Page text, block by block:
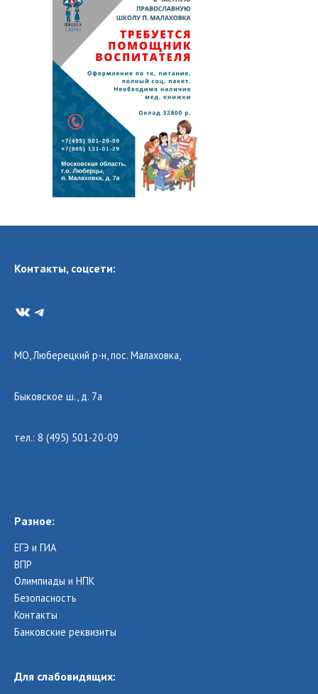
Контакты, соцсети:
VKTelegram
МО, Люберецкий р-н, пос. Малаховка,
Быковское ш., д. 7а
тел.: 8 (495) 501-20-09
Разное:
ЕГЭ и ГИА
ВПР
Олимпиады и НПК
Безопасность
Контакты
Банковские реквизиты
Для слабовидящих: